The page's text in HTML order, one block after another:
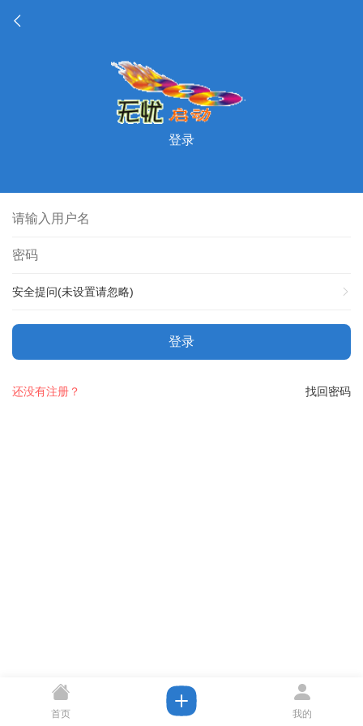
登录
安全提问(未设置请忽略)
登录
找回密码
还没有注册？
首页 我的